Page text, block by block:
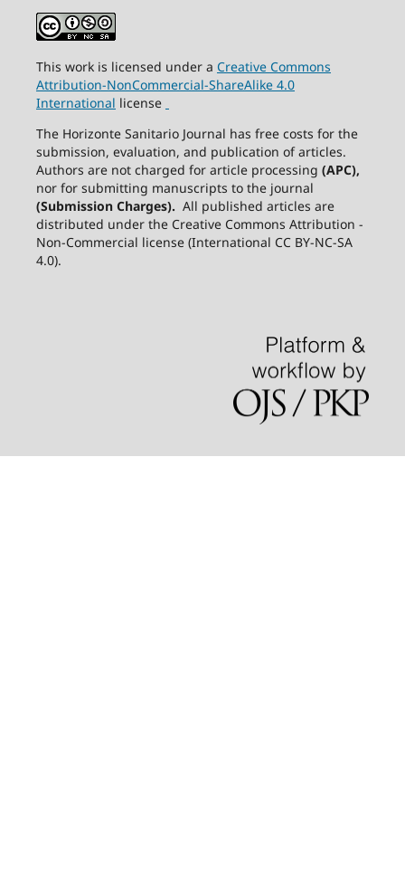
This work is licensed under a Creative Commons
Attribution-NonCommercial-ShareAlike4.0
International license
The Horizonte Sanitario Journal has free costs for the
submission, evaluation, and publication of articles.
Authors are not charged for article processing (APC),
nor for submitting manuscripts to the journal
(Submission Charges). All published articles are
distributed under the Creative Commons Attribution -
Non-Commercial license (International CC BY-NC-SA
4.0).